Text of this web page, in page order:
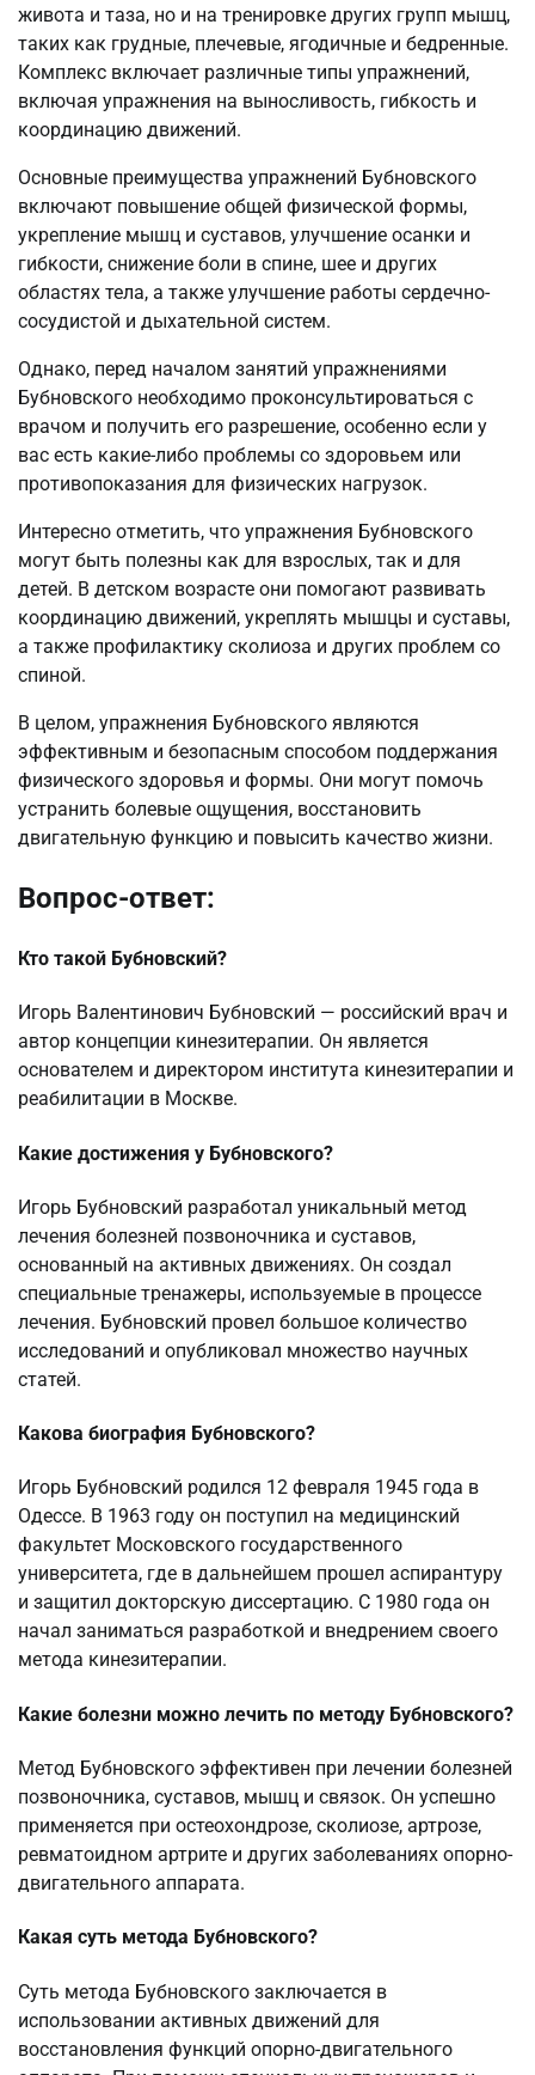
живота и таза, но и на тренировке других групп мышц,
таких как грудные, плечевые, ягодичные и бедренные.
Комплекс включает различные типы упражнений,
включая упражнения на выносливость, гибкость и
координацию движений.
Основные преимущества упражнений Бубновского
включают повышение общей физической формы,
укрепление мышц и суставов, улучшение осанки и
гибкости, снижение боли в спине, шее и других
областях тела, а также улучшение работы сердечно-
сосудистой и дыхательной систем.
Однако, перед началом занятий упражнениями
Бубновского необходимо проконсультироваться с
врачом и получить его разрешение, особенно если у
вас есть какие-либо проблемы со здоровьем или
противопоказания для физических нагрузок.
Интересно отметить, что упражнения Бубновского
могут быть полезны как для взрослых, так и для
детей. В детском возрасте они помогают развивать
координацию движений, укреплять мышцы и суставы,
а также профилактику сколиоза и других проблем со
спиной.
В целом, упражнения Бубновского являются
эффективным и безопасным способом поддержания
физического здоровья и формы. Они могут помочь
устранить болевые ощущения, восстановить
двигательную функцию и повысить качество жизни.
Вопрос-ответ:
Кто такой Бубновский?
Игорь Валентинович Бубновский — российский врач и
автор концепции кинезитерапии. Он является
основателем и директором института кинезитерапии и
реабилитации в Москве.
Какие достижения у Бубновского?
Игорь Бубновский разработал уникальный метод
лечения болезней позвоночника и суставов,
основанный на активных движениях. Он создал
специальные тренажеры, используемые в процессе
лечения. Бубновский провел большое количество
исследований и опубликовал множество научных
статей.
Какова биография Бубновского?
Игорь Бубновский родился 12 февраля 1945 года в
Одессе. В 1963 году он поступил на медицинский
факультет Московского государственного
университета, где в дальнейшем прошел аспирантуру
и защитил докторскую диссертацию. С 1980 года он
начал заниматься разработкой и внедрением своего
метода кинезитерапии.
Какие болезни можно лечить по методу Бубновского?
Метод Бубновского эффективен при лечении болезней
позвоночника, суставов, мышц и связок. Он успешно
применяется при остеохондрозе, сколиозе, артрозе,
ревматоидном артрите и других заболеваниях опорно-
двигательного аппарата.
Какая суть метода Бубновского?
Суть метода Бубновского заключается в
использовании активных движений для
восстановления функций опорно-двигательного